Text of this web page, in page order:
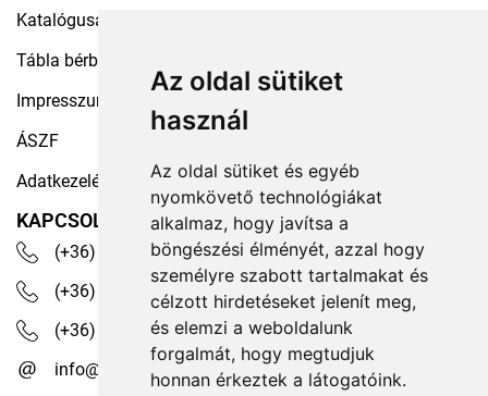
Az oldal sütiket
használ
Az oldal sütiket és egyéb
nyomkövető technológiákat
alkalmaz, hogy javítsa a
böngészési élményét, azzal hogy
személyre szabott tartalmakat és
célzott hirdetéseket jelenít meg,
és elemzi a weboldalunk
forgalmát, hogy megtudjuk
honnan érkeztek a látogatóink.
Katalógusaink
Tábla bérbeadás
Impresszum
ÁSZF
Adatkezelési tájékoztató
KAPCSOLAT
(+36) 30 535 4503
(+36) 1 329 7472
(+36) 1 350 1236
info@robotex.hu